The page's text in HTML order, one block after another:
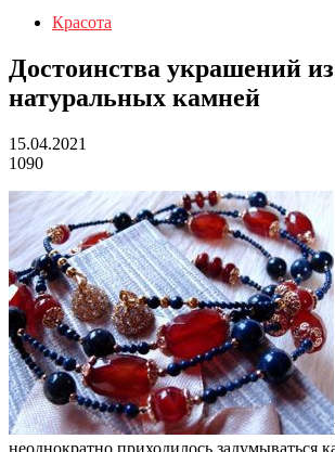
Красота
Достоинства украшений из
натуральных камней
15.04.2021
1090
неоднократно приходилось задумываться